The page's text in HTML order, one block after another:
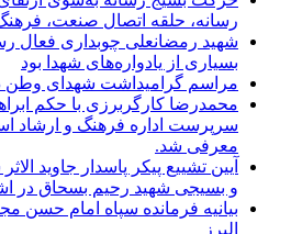
رسانه، حلقه اتصال صنعت،
شهید رمضانعلی چوبداری فعال
بسیاری از یادواره‌های شهدا بود
مراسم گرامیداشت شهدای وطن
محمدرضا کارگربرزی با حکم
سرپرست اداره فرهنگ و ارشاد
معرفی شد.
آیین تشییع پیکر پاسدار جاوید
و بسیجی شهید رحیم بسحاق در
بیانیه فرمانده سپاه امام حسن
البرز